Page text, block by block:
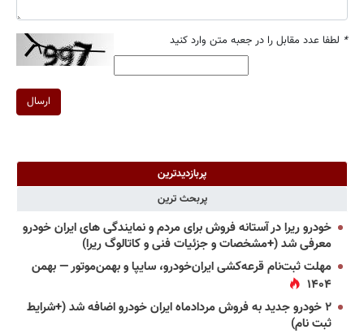
* لطفا عدد مقابل را در جعبه متن وارد کنید
ارسال
پربازدیدترین
پربحث ترین
خودرو ریرا در آستانه فروش برای مردم و نمایندگی های ایران خودرو
معرفی شد (+مشخصات و جزئیات فنی و کاتالوگ ریرا)
مهلت ثبت‌نام قرعه‌کشی ایران‌خودرو، سایپا و بهمن‌موتور — بهمن
۱۴۰۴
۲ خودرو جدید به فروش مردادماه ایران خودرو اضافه شد (+شرایط
ثبت نام)